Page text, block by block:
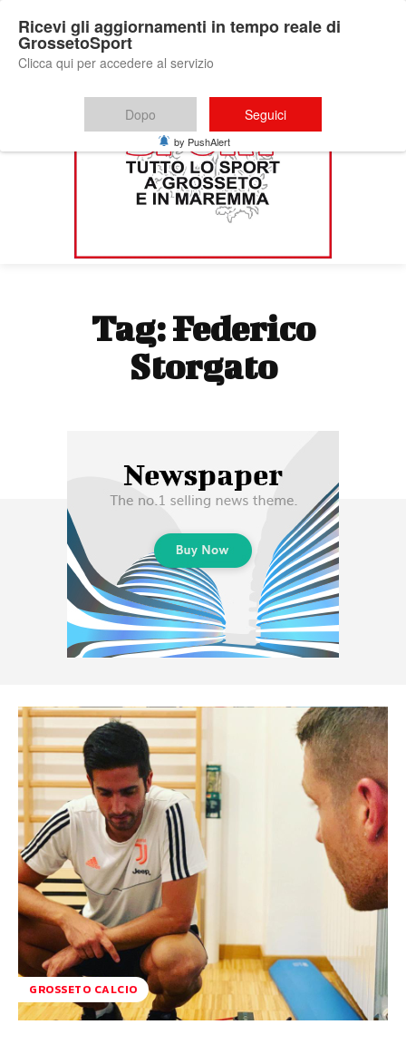
Tag:Federico
Storgato
GROSSETO CALCIO
Ricevi gli aggiornamenti in tempo reale di
GrossetoSport
Clicca qui per accedere al servizio
Dopo Seguici
by PushAlert